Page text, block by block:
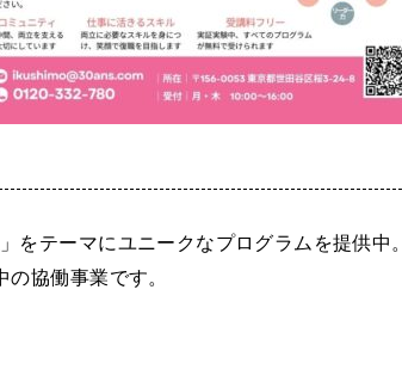
をテーマにユニークなプログラムを提供中。
協働事業です。